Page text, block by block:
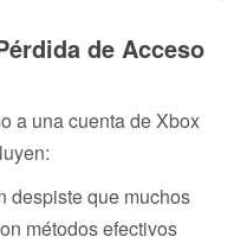
de Acceso
a una cuenta de Xbox
despiste que muchos
métodos efectivos